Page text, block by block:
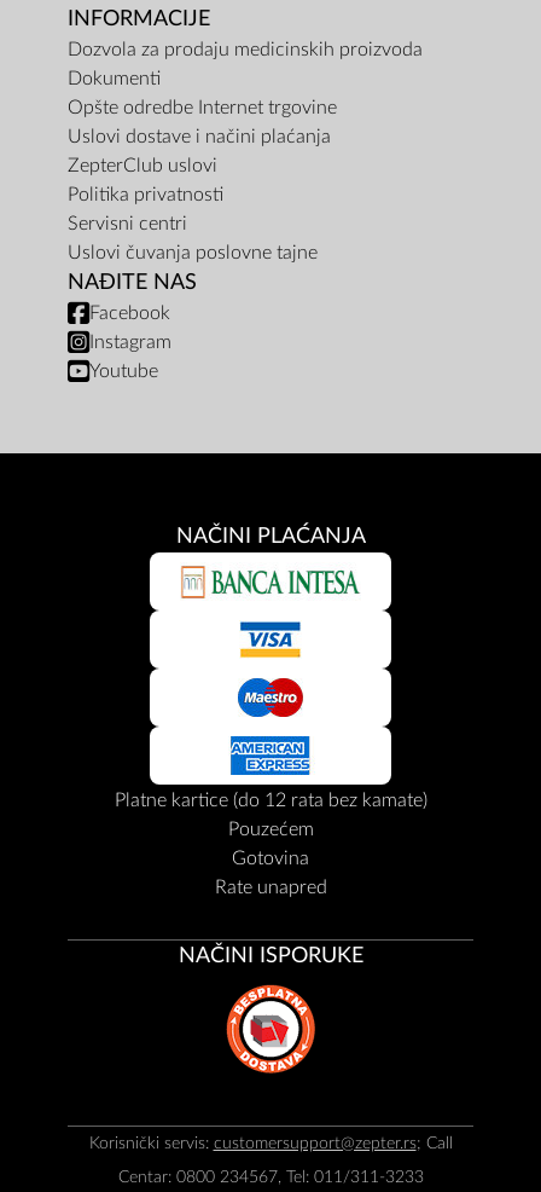
INFORMACIJE
Dozvola za prodaju medicinskih proizvoda
Dokumenti
Opšte odredbe Internet trgovine
Uslovi dostave i načini plaćanja
ZepterClub uslovi
Politika privatnosti
Servisni centri
Uslovi čuvanja poslovne tajne
NAĐITE NAS
Facebook
Instagram
Youtube
NAČINI PLAĆANJA
Platne kartice (do 12 rata bez kamate)
Pouzećem
Gotovina
Rate unapred
NAČINI ISPORUKE
Korisnički servis: customersupport@zepter.rs; Call
Centar: 0800 234567, Tel: 011/311-3233